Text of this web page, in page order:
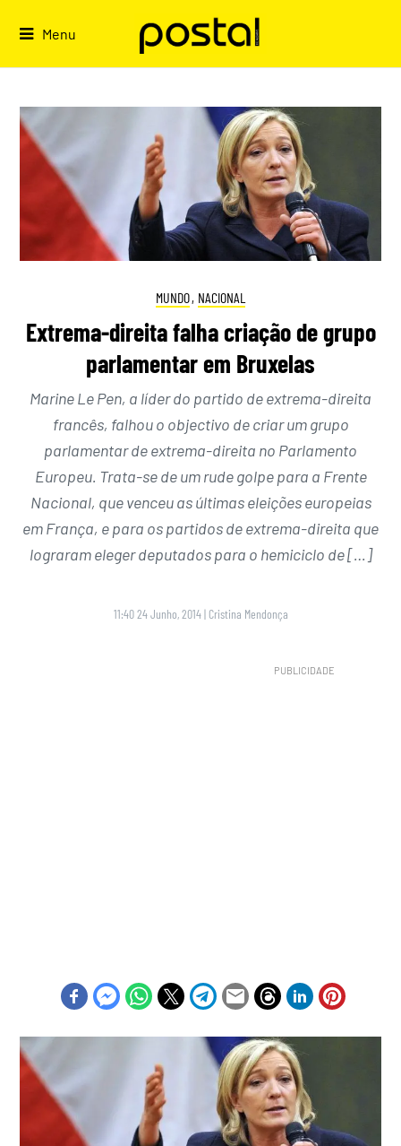
Menu
MUNDO, NACIONAL
Extrema-direita falha criação de grupo
parlamentar em Bruxelas
Marine Le Pen, a líder do partido de extrema-direita
francês, falhou o objectivo de criar um grupo
parlamentar de extrema-direita no Parlamento
Europeu. Trata-se de um rude golpe para a Frente
Nacional, que venceu as últimas eleições europeias
em França, e para os partidos de extrema-direita que
lograram eleger deputados para o hemiciclo de […]
11:40 24 Junho, 2014 | Cristina Mendonça